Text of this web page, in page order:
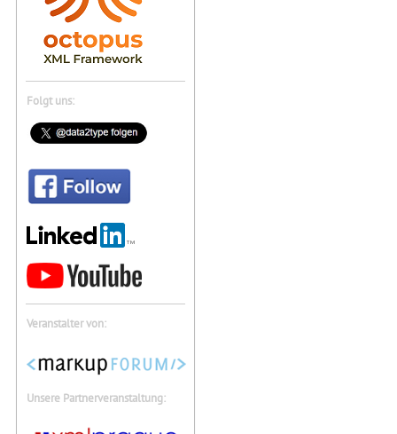
Folgt uns:
Veranstalter von:
Unsere Partnerveranstaltung: